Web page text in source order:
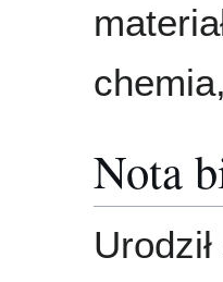
Nota